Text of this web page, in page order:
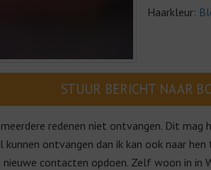
Haarkleur:
STUUR BERICHT NAAR
redenen niet ontvangen. Dit mag
kunnen ontvangen dan ik kan ook naar
contacten opdoen. Zelf woon in in